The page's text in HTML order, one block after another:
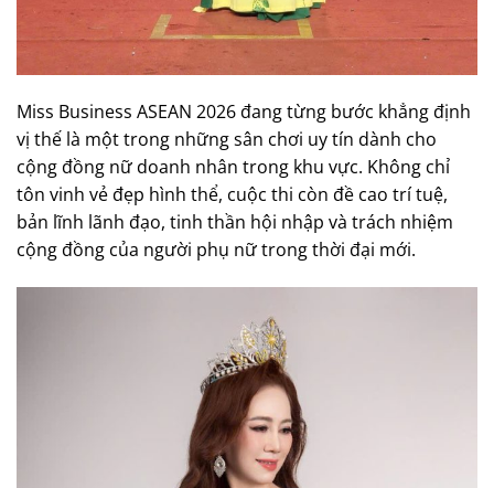
Miss Business ASEAN 2026 đang từng bước khẳng định
vị thế là một trong những sân chơi uy tín dành cho
cộng đồng nữ doanh nhân trong khu vực. Không chỉ
tôn vinh vẻ đẹp hình thể, cuộc thi còn đề cao trí tuệ,
bản lĩnh lãnh đạo, tinh thần hội nhập và trách nhiệm
cộng đồng của người phụ nữ trong thời đại mới.